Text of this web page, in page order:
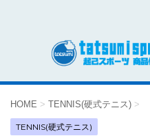
HOME > TENNIS(硬式テニス) >
TENNIS(硬式テニス)